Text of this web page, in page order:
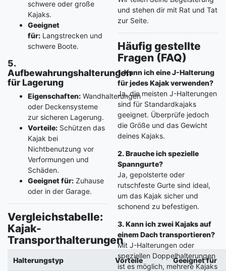
schwere oder große
Kajaks.
Geeignet
für: Langstrecken und
schwere Boote.
5.
Aufbewahrungshalterungen
für Lagerung
Eigenschaften: Wandhalterungen
oder Deckensysteme
zur sicheren Lagerung.
Vorteile: Schützen das
Kajak bei
Nichtbenutzung vor
Verformungen und
Schäden.
Geeignet für: Zuhause
oder in der Garage.
Vergleichstabelle:
Kajak-
Transporthalterungen
Halterungstyp Vorteile Geeignet für
und stehen dir mit Rat und Tat
zur Seite.
Häufig gestellte
Fragen (FAQ)
1. Kann ich eine J-Halterung
für jedes Kajak verwenden?
Ja, die meisten J-Halterungen
sind für Standardkajaks
geeignet. Überprüfe jedoch
die Größe und das Gewicht
deines Kajaks.
2. Brauche ich spezielle
Spanngurte?
Ja, gepolsterte oder
rutschfeste Gurte sind ideal,
um das Kajak sicher und
schonend zu befestigen.
3. Kann ich zwei Kajaks auf
einem Dach transportieren?
Mit J-Halterungen oder
speziellen Doppelhalterungen
ist es möglich, mehrere Kajaks